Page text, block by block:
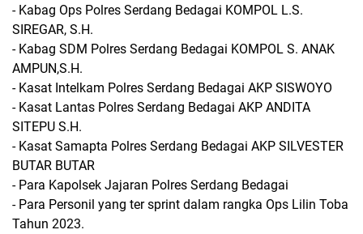
- Kabag Ops Polres Serdang Bedagai KOMPOL L.S.
SIREGAR, S.H.
- Kabag SDM Polres Serdang Bedagai KOMPOL S. ANAK
AMPUN,S.H.
- Kasat Intelkam Polres Serdang Bedagai AKP SISWOYO
- Kasat Lantas Polres Serdang Bedagai AKP ANDITA
SITEPU S.H.
- Kasat Samapta Polres Serdang Bedagai AKP SILVESTER
BUTAR BUTAR
- Para Kapolsek Jajaran Polres Serdang Bedagai
- Para Personil yang ter sprint dalam rangka Ops Lilin Toba
Tahun 2023.